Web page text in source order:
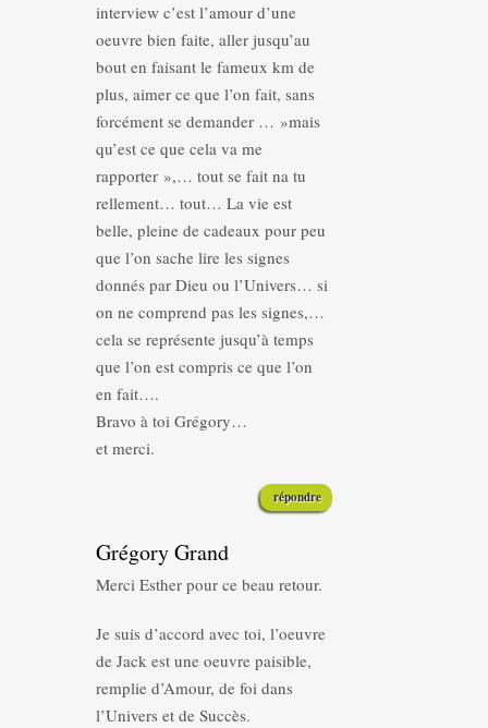
interview c’est l’amour d’une
oeuvre bien faite, aller jusqu’au
bout en faisant le fameux km de
plus, aimer ce que l’on fait, sans
forcément se demander … »mais
qu’est ce que cela va me
rapporter »,… tout se fait na tu
rellement… tout… La vie est
belle, pleine de cadeaux pour peu
que l’on sache lire les signes
donnés par Dieu ou l’Univers… si
on ne comprend pas les signes,…
cela se représente jusqu’à temps
que l’on est compris ce que l’on
en fait….
Bravo à toi Grégory…
et merci.
répondre
Grégory Grand
Merci Esther pour ce beau retour.
Je suis d’accord avec toi, l’oeuvre
de Jack est une oeuvre paisible,
remplie d’Amour, de foi dans
l’Univers et de Succès.